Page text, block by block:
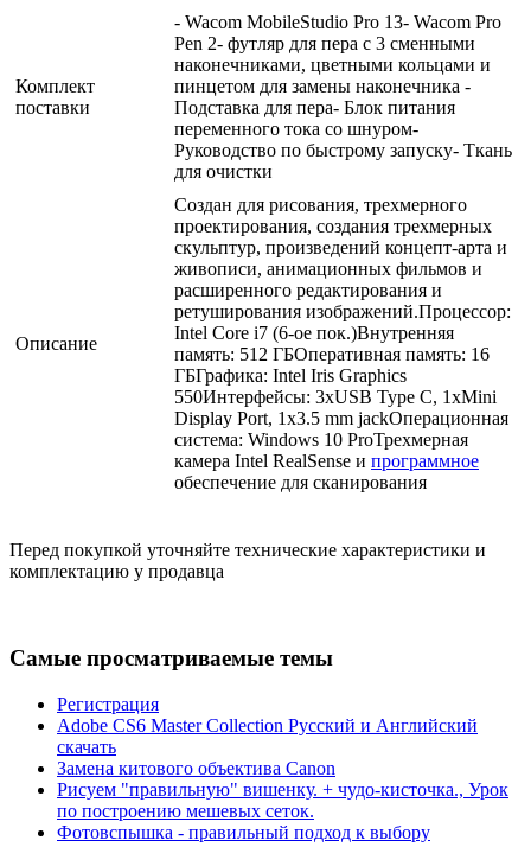
Комплект
поставки
- Wacom MobileStudio Pro 13- Wacom Pro
Pen 2- футляр для пера с 3 сменными
наконечниками, цветными кольцами и
пинцетом для замены наконечника -
Подставка для пера- Блок питания
переменного тока со шнуром-
Руководство по быстрому запуску- Ткань
для очистки
Описание
Создан для рисования, трехмерного
проектирования, создания трехмерных
скульптур, произведений концепт-арта и
живописи, анимационных фильмов и
расширенного редактирования и
ретуширования изображений.Процессор:
Intel Core i7 (6-ое пок.)Внутренняя
память: 512 ГБОперативная память: 16
ГБГрафика: Intel Iris Graphics
550Интерфейсы: 3xUSB Type C, 1xMini
Display Port, 1x3.5 mm jackОперационная
система: Windows 10 ProТрехмерная
камера Intel RealSense и программное
обеспечение для сканирования
Перед покупкой уточняйте технические характеристики и
комплектацию у продавца
Самые просматриваемые темы
Регистрация
Adobe CS6 Master Collection Русский и Английский
скачать
Замена китового объектива Canon
Рисуем "правильную" вишенку. + чудо-кисточка., Урок
по построению мешевых сеток.
Фотовспышка - правильный подход к выбору